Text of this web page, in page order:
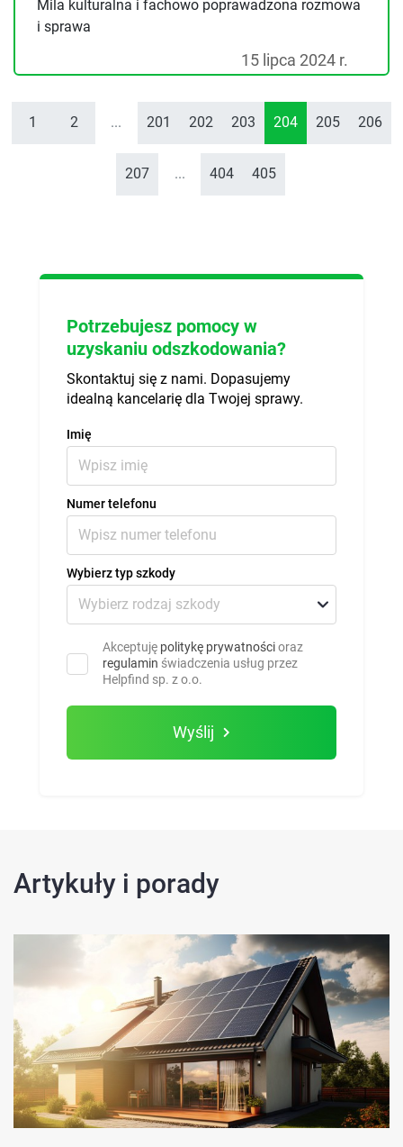
Mila kulturalna i fachowo poprawadzona rozmowa
i sprawa
15 lipca 2024 r.
1 2 ... 201 202 203 204 205 206
207 ... 404 405
Potrzebujesz pomocy w
uzyskaniu odszkodowania?
Skontaktuj się z nami. Dopasujemy
idealną kancelarię dla Twojej sprawy.
Imię
Numer telefonu
Wybierz typ szkody
Akceptuję politykę prywatnościoraz
regulamin świadczenia usług przez
Helpfind sp. z o.o.
Wyślij
Artykuły i porady